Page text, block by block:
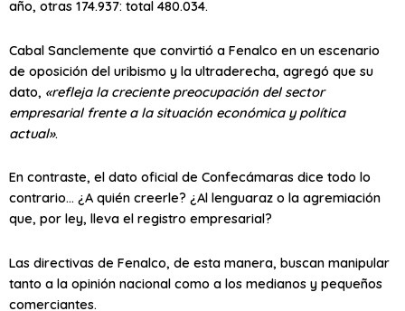
año, otras 174.937: total 480.034.
Cabal Sanclemente que convirtió a Fenalco en un escenario
de oposición del uribismo y la ultraderecha, agregó que su
dato, «refleja la creciente preocupación del sector
empresarial frente a la situación económica y política
actual».
En contraste, el dato oficial de Confecámaras dice todo lo
contrario… ¿A quién creerle? ¿Al lenguaraz o la agremiación
que, por ley, lleva el registro empresarial?
Las directivas de Fenalco, de esta manera, buscan manipular
tanto a la opinión nacional como a los medianos y pequeños
comerciantes.